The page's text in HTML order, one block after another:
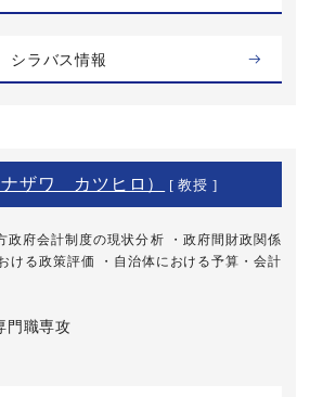
シラバス情報
ザワ カツヒロ） [ 教授 ]
政府会計制度の現状分析 ・政府間財政関係
ける政策評価 ・自治体における予算・会計
門職専攻